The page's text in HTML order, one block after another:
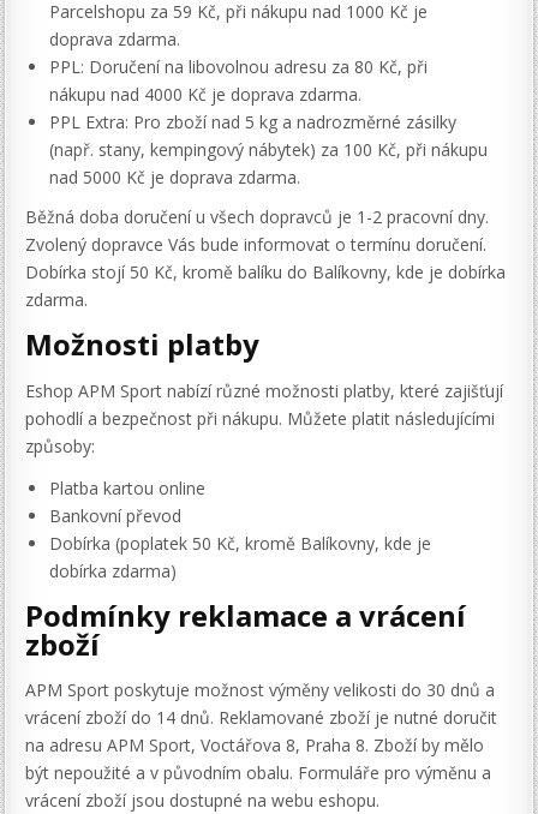
Parcelshopu za 59 Kč, při nákupu nad 1000 Kč je
doprava zdarma.
PPL: Doručení na libovolnou adresu za 80 Kč, při
nákupu nad 4000 Kč je doprava zdarma.
PPL Extra: Pro zboží nad 5 kg a nadrozměrné zásilky
(např. stany, kempingový nábytek) za 100 Kč, při nákupu
nad 5000 Kč je doprava zdarma.
Běžná doba doručení u všech dopravců je 1-2 pracovní dny.
Zvolený dopravce Vás bude informovat o termínu doručení.
Dobírka stojí 50 Kč, kromě balíku do Balíkovny, kde je dobírka
zdarma.
Možnosti platby
Eshop APM Sport nabízí různé možnosti platby, které zajišťují
pohodlí a bezpečnost při nákupu. Můžete platit následujícími
způsoby:
Platba kartou online
Bankovní převod
Dobírka (poplatek 50 Kč, kromě Balíkovny, kde je
dobírka zdarma)
Podmínky reklamace a vrácení
zboží
APM Sport poskytuje možnost výměny velikosti do 30 dnů a
vrácení zboží do 14 dnů. Reklamované zboží je nutné doručit
na adresu APM Sport, Voctářova 8, Praha 8. Zboží by mělo
být nepoužité a v původním obalu. Formuláře pro výměnu a
vrácení zboží jsou dostupné na webu eshopu.